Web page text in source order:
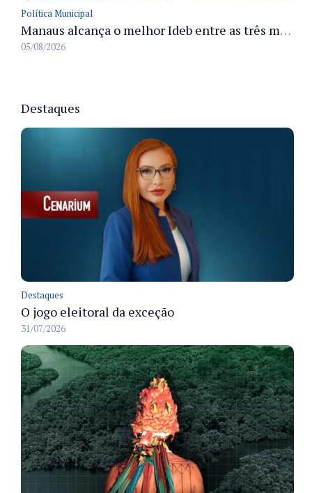
Política Municipal
Manaus alcança o melhor Ideb entre as três maiores redes municipais do país em 2025 com avanço na aprendizagem
05/08/2026
Destaques
Destaques
O jogo eleitoral da exceção
31/07/2026